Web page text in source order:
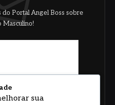
do Portal Angel Boss sobre
Masculino!
sua